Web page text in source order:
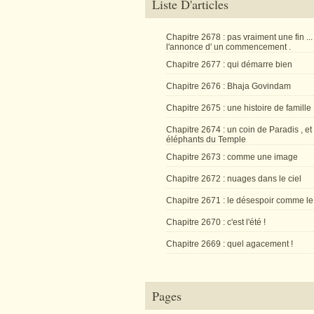
Liste D'articles
Chapitre 2678 : pas vraiment une fin ...
l'annonce d' un commencement .
Chapitre 2677 : qui démarre bien
Chapitre 2676 : Bhaja Govindam
Chapitre 2675 : une histoire de famille
Chapitre 2674 : un coin de Paradis , et
éléphants du Temple
Chapitre 2673 : comme une image
Chapitre 2672 : nuages dans le ciel
Chapitre 2671 : le désespoir comme
Chapitre 2670 : c'est l'été !
Chapitre 2669 : quel agacement !
Pages